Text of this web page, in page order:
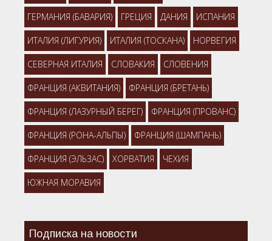
ГЕРМАНИЯ (БАВАРИЯ) ГРЕЦИЯ ДАНИЯ ИСПАНИЯ
ИТАЛИЯ (ЛИГУРИЯ) ИТАЛИЯ (ТОСКАНА) НОРВЕГИЯ
СЕВЕРНАЯ ИТАЛИЯ СЛОВАКИЯ СЛОВЕНИЯ
ФРАНЦИЯ (АКВИТАНИЯ) ФРАНЦИЯ (БРЕТАНЬ)
ФРАНЦИЯ (ЛАЗУРНЫЙ БЕРЕГ) ФРАНЦИЯ (ПРОВАНС)
ФРАНЦИЯ (РОНА-АЛЬПЫ) ФРАНЦИЯ (ШАМПАНЬ)
ФРАНЦИЯ (ЭЛЬЗАС) ХОРВАТИЯ ЧЕХИЯ
ЮЖНАЯ МОРАВИЯ
Подписка на новости